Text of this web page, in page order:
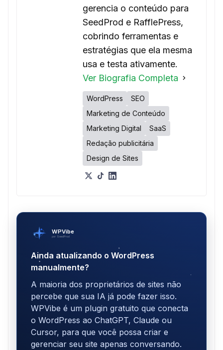
gerencia o conteúdo para
SeedProd e RafflePress,
cobrindo ferramentas e
estratégias que ela mesma
usa e testa ativamente.
Ver Biografia Completa
WordPress
SEO
Marketing de Conteúdo
Marketing Digital
SaaS
Redação publicitária
Design de Sites
WPVibe
por SeedProd
Ainda atualizando o WordPress
manualmente?
A maioria dos proprietários de sites não
percebe que sua IA já pode fazer isso.
WPVibe é um plugin gratuito que conecta
o WordPress ao ChatGPT, Claude ou
Cursor, para que você possa criar e
gerenciar seu site apenas conversando.